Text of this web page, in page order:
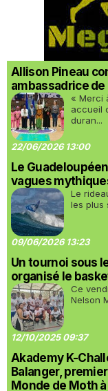
Allison Pineau
ambassadrice
« Merci
accueil
duran...
22/06/2026 13:00
Le
vagues
Le
les plus
09/06/2026 13:23
Un tournoi sous
organisé le
Ce
Nelson
12/10/2025 09:37
Akademy K-
Balanger,
Monde de Moth